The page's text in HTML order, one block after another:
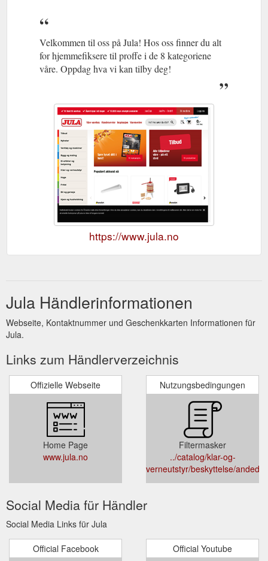
Velkommen til oss på Jula! Hos oss finner du alt
for hjemmefiksere til proffe i de 8 kategoriene
våre. Oppdag hva vi kan tilby deg!
https://www.jula.no
Jula Händlerinformationen
Webseite, Kontaktnummer und Geschenkkarten Informationen für
Jula.
Links zum Händlerverzeichnis
Offizielle Webseite
Home Page
www.jula.no
Nutzungsbedingungen
Filtermasker
../catalog/klar-og-
verneutstyr/beskyttelse/
Social Media für Händler
Social Media Links für Jula
Official Facebook Official Youtube